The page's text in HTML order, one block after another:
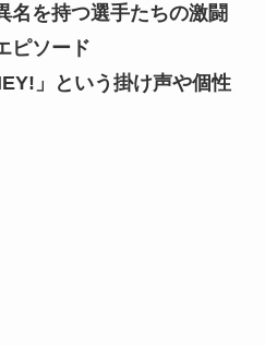
名を持つ選手たちの激闘
ピソード
」という掛け声や個性